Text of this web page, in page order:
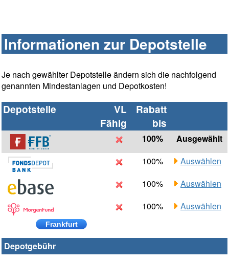
Informationen zur Depotstelle
Je nach gewählter Depotstelle ändern sich die nachfolgend
genannten Mindestanlagen und Depotkosten!
Depotstelle
VL
Fähig
Rabatt
bis
100%
Ausgewählt
100%
Auswählen
100%
Auswählen
Frankfurt
100% Auswählen
Depotgebühr